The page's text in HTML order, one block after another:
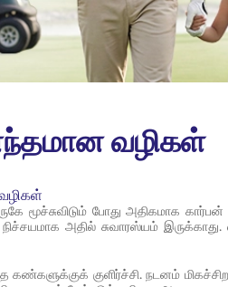
வழிகள்
போது அதிகமாக கார்பன்
நிச்சயமாக அதில் சுவாரஸ்யம்
குளிர்ச்சி. நடனம்